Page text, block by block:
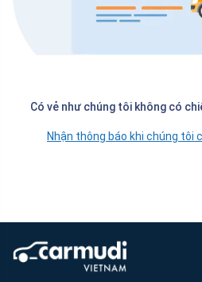
Có vẻ như chúng tôi không có
Nhận thông báo khi chúng tôi